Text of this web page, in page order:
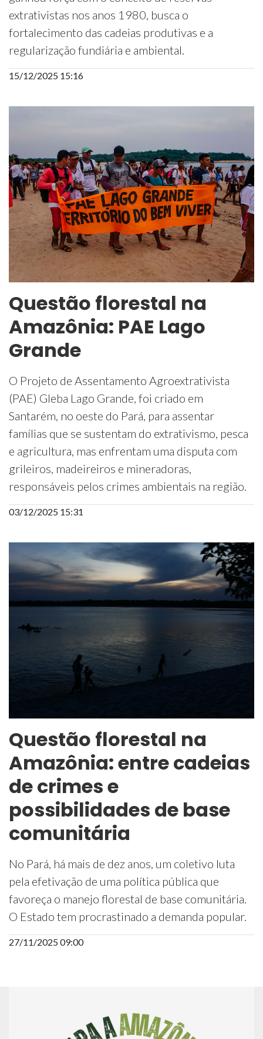
extrativistas nos anos 1980, busca o
fortalecimento das cadeias produtivas e a
regularização fundiária e ambiental.
15/12/2025 15:16
Questão florestal na
Amazônia: PAE Lago
Grande
O Projeto de Assentamento Agroextrativista
(PAE) Gleba Lago Grande, foi criado em
Santarém, no oeste do Pará, para assentar
famílias que se sustentam do extrativismo, pesca
e agricultura, mas enfrentam uma disputa com
grileiros, madeireiros e mineradoras,
responsáveis pelos crimes ambientais na região.
03/12/2025 15:31
Questão florestal na
Amazônia: entre cadeias
de crimes e
possibilidades de base
comunitária
No Pará, há mais de dez anos, um coletivo luta
pela efetivação de uma política pública que
favoreça o manejo florestal de base comunitária.
O Estado tem procrastinado a demanda popular.
27/11/2025 09:00